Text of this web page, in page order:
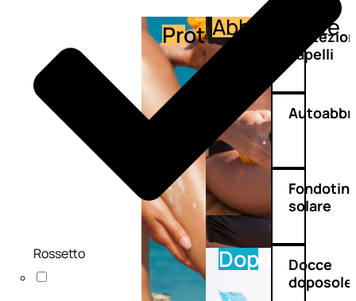
ProtezioneAbbronzante
Doposole
capelli
solare
Docce
doposole
Rossetto